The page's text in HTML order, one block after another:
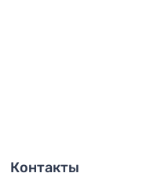
Контакты